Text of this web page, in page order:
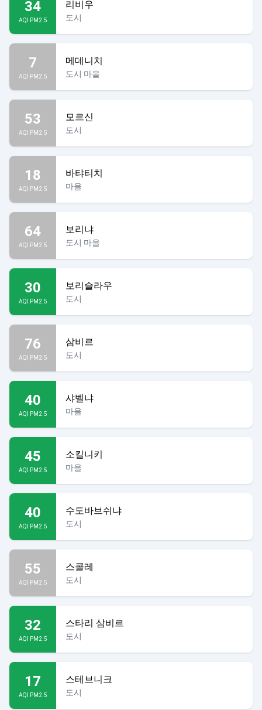
34
AQI PM2.5
리비우
도시
7
AQI PM2.5
메데니치
도시 마을
53
AQI PM2.5
모르신
도시
18
AQI PM2.5
바탸티치
마을
64
AQI PM2.5
보리냐
도시 마을
30
AQI PM2.5
보리슬라우
도시
76
AQI PM2.5
삼비르
도시
40
AQI PM2.5
샤벨냐
마을
45
AQI PM2.5
소킬니키
마을
40
AQI PM2.5
수도바브쉬냐
도시
55
AQI PM2.5
스콜레
도시
32
AQI PM2.5
스타리 삼비르
도시
17
AQI PM2.5
스테브니크
도시